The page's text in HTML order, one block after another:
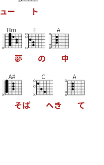
ュー ト
Bm
夢
E
の
A
中
A#
そば
C
へき
A
て